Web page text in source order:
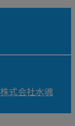
株式会社水魂